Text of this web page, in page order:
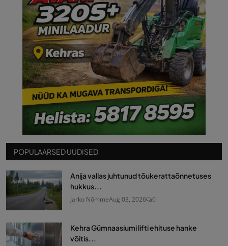
POPULAARSED UUDISED
Anija vallas juhtunud tõukerattaõnnetuses
hukkus...
Jarko NõmmeAug 03, 2026 0
Kehra Gümnaasiumi lifti ehituse hanke
võitis...